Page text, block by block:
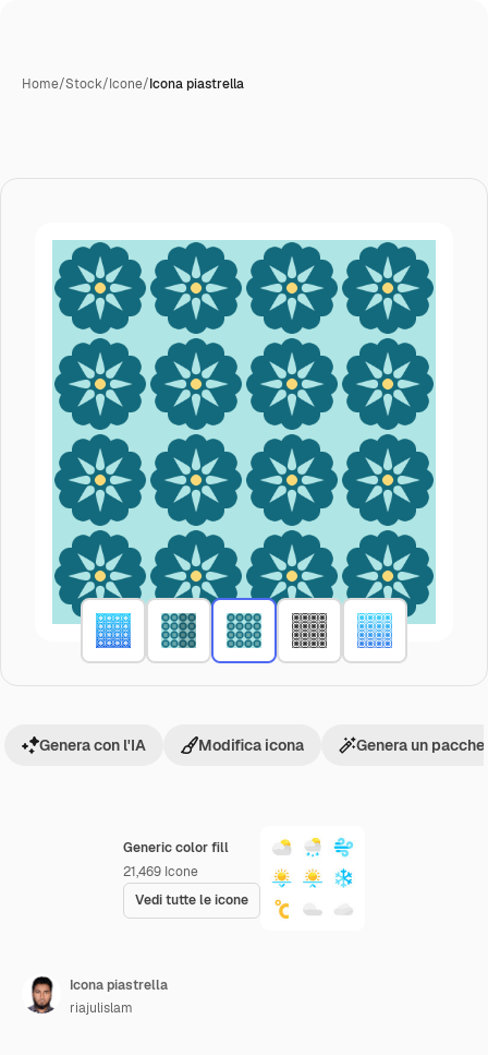
Home/Stock/Icone/Icona piastrella
Generic color fill
21,469 Icone
Vedi tutte le icone
Genera con l'IA Modifica icona Genera un
Icona piastrella
riajulislam